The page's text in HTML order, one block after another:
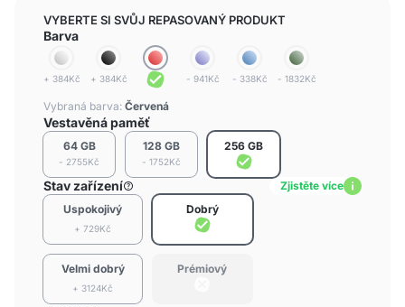
VYBERTE SI SVŮJ REPASOVANÝ PRODUKT
Barva
+ 384Kč + 384Kč - 941Kč - 338Kč - 1832Kč
Vybraná barva: Červená
Vestavěná paměť
64 GB
- 2755Kč
128 GB
- 1752Kč
256 GB
Stav zařízení
Zjistěte více
Uspokojivý
+ 729Kč
Dobrý
Velmi dobrý
+ 3124Kč
Prémiový